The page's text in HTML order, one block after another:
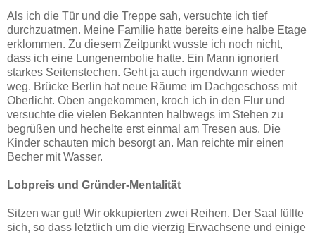
Als ich die Tür und die Treppe sah, versuchte ich tief
durchzuatmen. Meine Familie hatte bereits eine halbe Etage
erklommen. Zu diesem Zeitpunkt wusste ich noch nicht,
dass ich eine Lungenembolie hatte. Ein Mann ignoriert
starkes Seitenstechen. Geht ja auch irgendwann wieder
weg. Brücke Berlin hat neue Räume im Dachgeschoss mit
Oberlicht. Oben angekommen, kroch ich in den Flur und
versuchte die vielen Bekannten halbwegs im Stehen zu
begrüßen und hechelte erst einmal am Tresen aus. Die
Kinder schauten mich besorgt an. Man reichte mir einen
Becher mit Wasser.
Lobpreis und Gründer-Mentalität
Sitzen war gut! Wir okkupierten zwei Reihen. Der Saal füllte
sich, so dass letztlich um die vierzig Erwachsene und einige